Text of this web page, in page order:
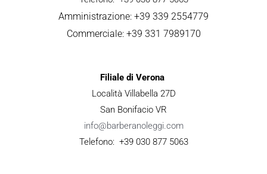
Amministrazione: +39 339 2554779
Commerciale: +39 331 7989170
Filiale di Verona
Località Villabella 27D
San Bonifacio VR
info@barberanoleggi.com
Telefono: +39 030 877 5063